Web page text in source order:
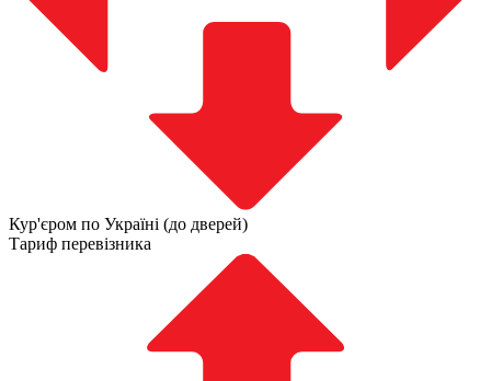
Кур'єром по Україні (до дверей)
Тариф перевізника